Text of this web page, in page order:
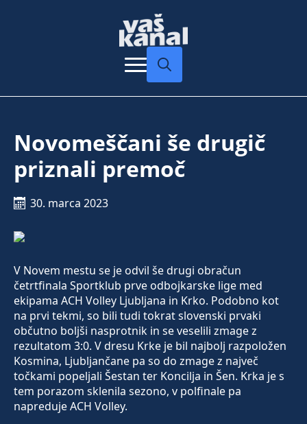
Novomeščani še drugič
priznali premoč
30. marca 2023
V Novem mestu se je odvil še drugi obračun
četrtfinala Sportklub prve odbojkarske lige med
ekipama ACH Volley Ljubljana in Krko. Podobno kot
na prvi tekmi, so bili tudi tokrat slovenski prvaki
občutno boljši nasprotnik in se veselili zmage z
rezultatom 3:0. V dresu Krke je bil najbolj razpoložen
Kosmina, Ljubljančane pa so do zmage z največ
točkami popeljali Šestan ter Koncilja in Šen. Krka je s
tem porazom sklenila sezono, v polfinale pa
napreduje ACH Volley.